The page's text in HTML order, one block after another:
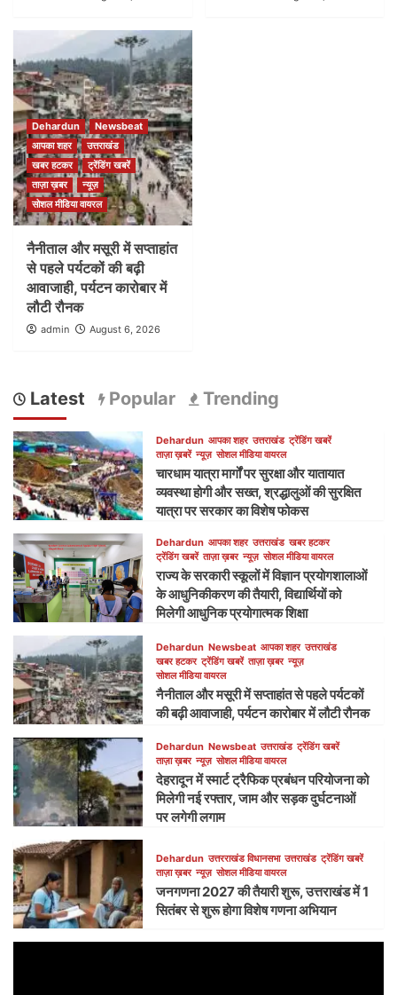
Dehardun
Newsbeat
आपका शहर
उत्तराखंड
खबर हटकर
ट्रेंडिंग खबरें
ताज़ा ख़बर
न्यूज़
सोशल मीडिया वायरल
नैनीताल और मसूरी में सप्ताहांत
से पहले पर्यटकों की बढ़ी
आवाजाही, पर्यटन कारोबार में
लौटी रौनक
admin August 6, 2026
Latest Popular Trending
Dehardun आपका शहर उत्तराखंड ट्रेंडिंग खबरें
ताज़ा ख़बरें न्यूज़ सोशल मीडिया वायरल
चारधाम यात्रा मार्गों पर सुरक्षा और यातायात
व्यवस्था होगी और सख्त, श्रद्धालुओं की सुरक्षित
यात्रा पर सरकार का विशेष फोकस
Dehardun आपका शहर उत्तराखंड खबर हटकर
ट्रेंडिंग खबरें ताज़ा ख़बर न्यूज़ सोशल मीडिया वायरल
राज्य के सरकारी स्कूलों में विज्ञान प्रयोगशालाओं
के आधुनिकीकरण की तैयारी, विद्यार्थियों को
मिलेगी आधुनिक प्रयोगात्मक शिक्षा
Dehardun Newsbeat आपका शहर उत्तराखंड
खबर हटकर ट्रेंडिंग खबरें ताज़ा ख़बर न्यूज़
सोशल मीडिया वायरल
नैनीताल और मसूरी में सप्ताहांत से पहले पर्यटकों
की बढ़ी आवाजाही, पर्यटन कारोबार में लौटी रौनक
Dehardun Newsbeat उत्तराखंड ट्रेंडिंग खबरें
ताज़ा ख़बर न्यूज़ सोशल मीडिया वायरल
देहरादून में स्मार्ट ट्रैफिक प्रबंधन परियोजना को
मिलेगी नई रफ्तार, जाम और सड़क दुर्घटनाओं
पर लगेगी लगाम
Dehardun उत्तरराखंड विधानसभा उत्तराखंड ट्रेंडिंग खबरें
ताज़ा ख़बर न्यूज़ सोशल मीडिया वायरल
जनगणना 2027 की तैयारी शुरू, उत्तराखंड में 1
सितंबर से शुरू होगा विशेष गणना अभियान